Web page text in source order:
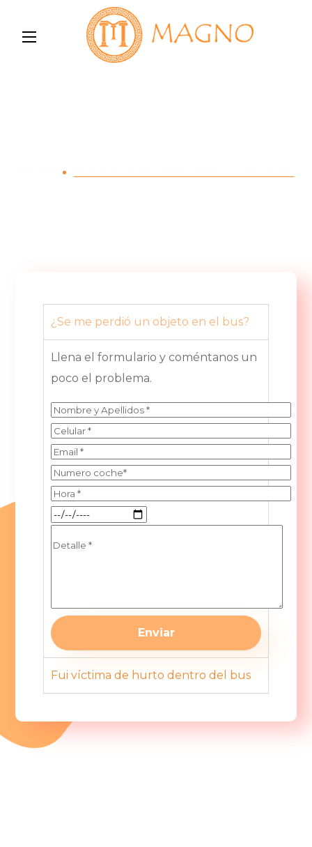
¿Se me perdió un objeto en el bus?
Llena el formulario y coméntanos un
poco el problema.
Fui víctima de hurto dentro del bus